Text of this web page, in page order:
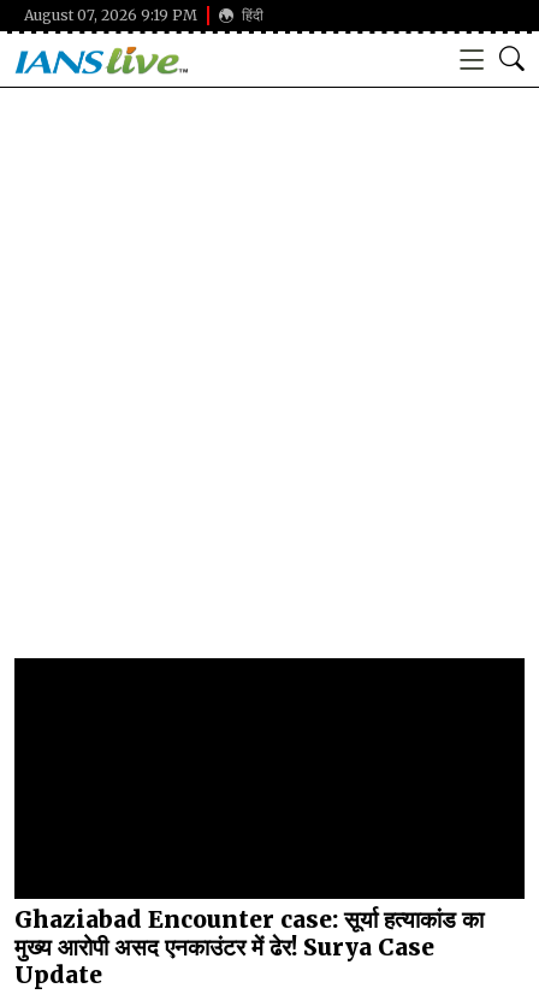
August 07, 2026 9:19 PM हिंदी
Ghaziabad Encounter case: सूर्या हत्याकांड का
मुख्य आरोपी असद एनकाउंटर में ढेर! Surya Case
Update